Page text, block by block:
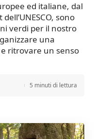
ed italiane, dal
sono
verdi per il nostro
una
ritrovare un senso
5 minuti di lettura